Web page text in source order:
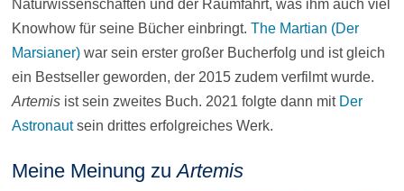
Naturwissenschaften und der Raumfahrt, was ihm auch viel
Knowhow für seine Bücher einbringt. The Martian (Der
Marsianer)war sein erster großer Bucherfolg und ist gleich
ein Bestseller geworden, der 2015 zudem verfilmt wurde.
Artemisist sein zweites Buch. 2021 folgte dann mit Der
Astronautsein drittes erfolgreiches Werk.
Meine Meinung zuArtemis